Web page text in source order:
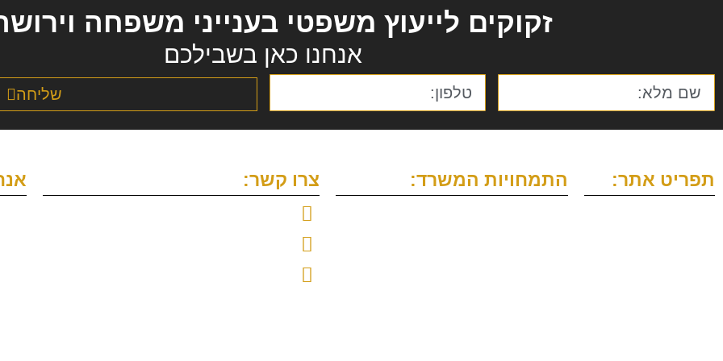
זקוקים לייעוץ משפטי בענייני משפחה
אנחנו כאן בשבילכם
שליחה
תפריט אתר: התמחויות המשרד: צרו קשר: